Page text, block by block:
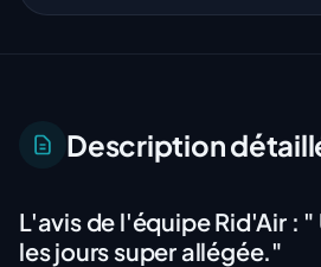
Description
L'avis de l'équipe Rid'Air : "
les jours super allégée."